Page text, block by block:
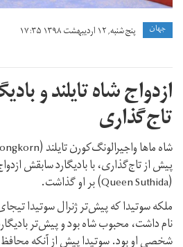
جهان پنج شنبه, ۱۲ اردیبهشت ۱۳۹۸ ۱۷:۳۵
ازدواج شاه تایلند و
تاج‌گذاری
پیش از تاج‌گذاری‌، با بادیگارد سابقش
(Queen Suthida) بر او گذاشت.
نام داشت، محبوب شاه بود و پیش‌تر